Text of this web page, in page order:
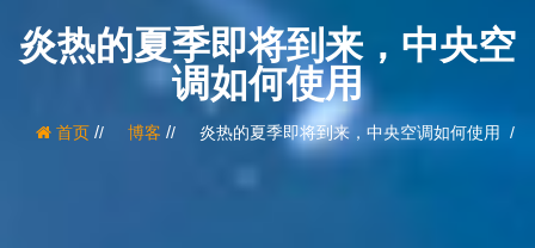
炎热的夏季即将到来，中央空
调如何使用
首页/ 博客 / 炎热的夏季即将到来，中央空调如何使用